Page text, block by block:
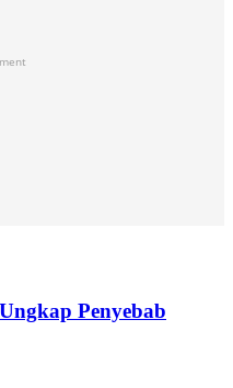
Penyebab